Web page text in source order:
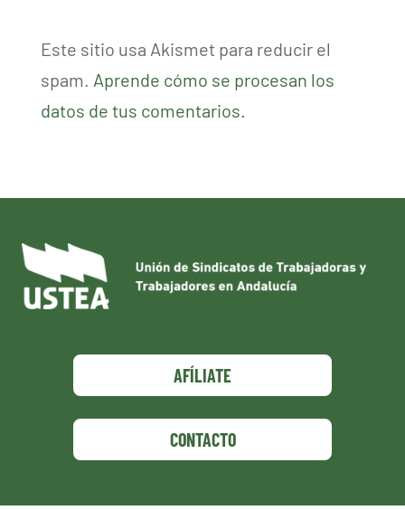
Este sitio usa Akismet para reducir el
spam. Aprende cómo se procesan los
datos de tus comentarios.
AFÍLIATE
CONTACTO